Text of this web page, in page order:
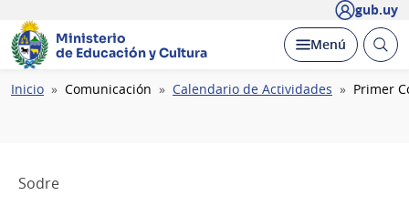
gub.uy
Ministerio
de Educación y Cultura
Desplegar
Menú Abrir
Ruta
Inicio Comunicación Calendario de Actividades Primer
Sodre